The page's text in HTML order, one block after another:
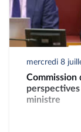
mercredi 8
Commission
perspectives
ministre